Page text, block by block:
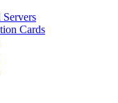
Cards